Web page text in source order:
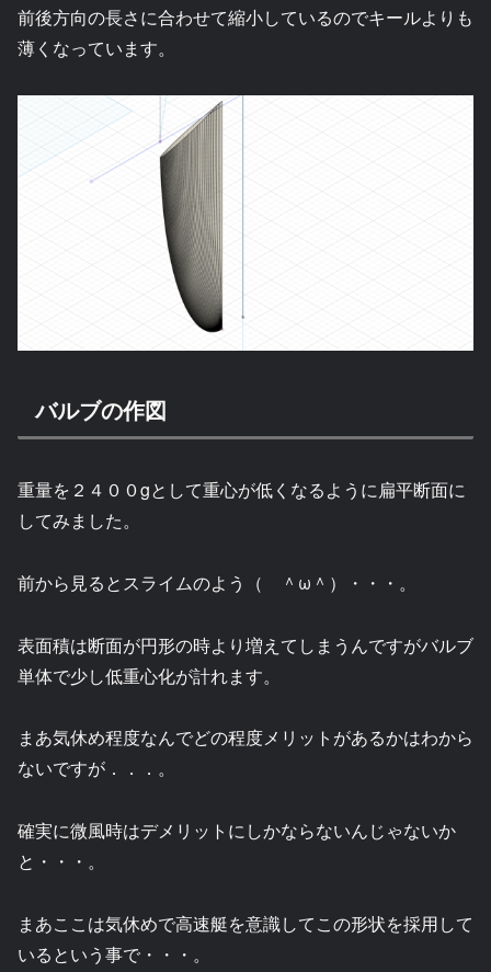
前後方向の長さに合わせて縮小しているのでキールよりも
薄くなっています。
バルブの作図
重量を２４００gとして重心が低くなるように扁平断面に
してみました。
前から見るとスライムのよう（ ＾ω＾）・・・。
表面積は断面が円形の時より増えてしまうんですがバルブ
単体で少し低重心化が計れます。
まあ気休め程度なんでどの程度メリットがあるかはわから
ないですが．．．。
確実に微風時はデメリットにしかならないんじゃないか
と・・・。
まあここは気休めで高速艇を意識してこの形状を採用して
いるという事で・・・。